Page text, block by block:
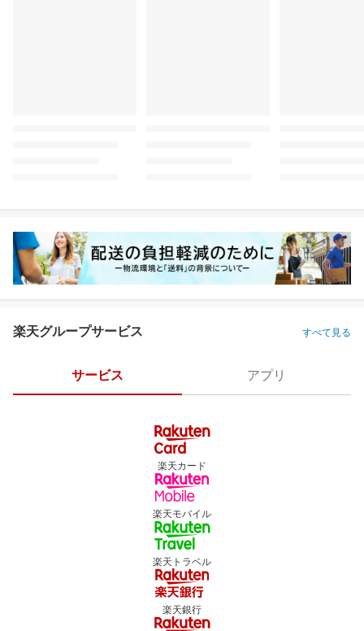
楽天グループサービス すべて見る
サービス アプリ
楽天カード
楽天モバイル
楽天トラベル
楽天銀行